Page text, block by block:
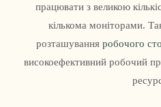
працювати з великою
кількома моніторами.
розташування робочого
високоефективний робочий